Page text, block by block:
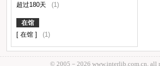
超过180天
(1)
在馆
[ 在馆 ]
(1)
© 2005－ 2026 www.interlib.com.cn, all